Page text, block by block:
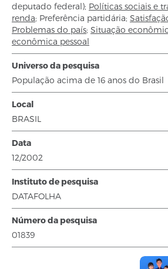
deputado federal); Políticas sociais e
renda; Preferência partidária;
Problemas do país; Situação
econômica pessoal
Universo da pesquisa
População acima de 16 anos do Brasil
Local
BRASIL
Data
12/2002
Instituto de pesquisa
DATAFOLHA
Número da pesquisa
01839